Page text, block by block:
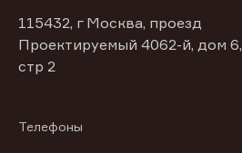
115432, г Москва, проезд
Проектируемый 4062-й, дом 6,
стр 2
Телефоны